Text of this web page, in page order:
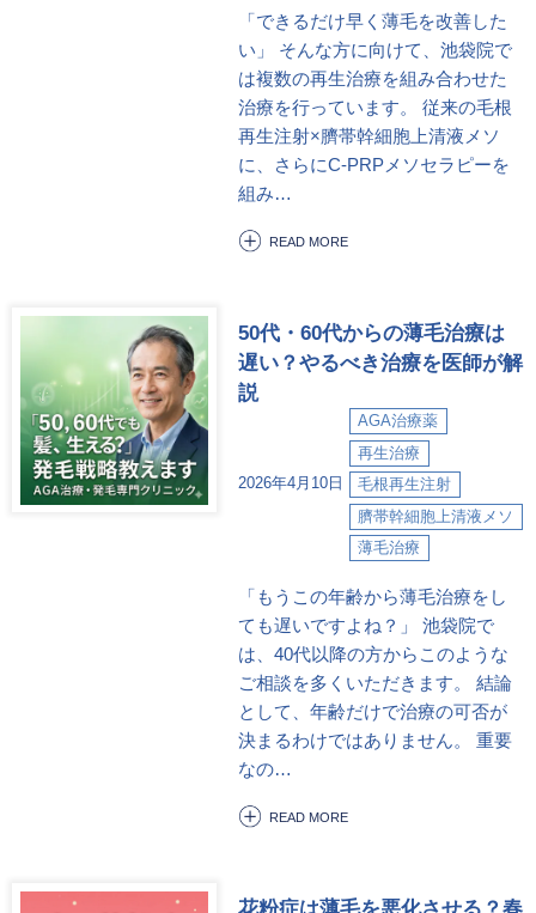
「できるだけ早く薄毛を改善した
い」 そんな方に向けて、池袋院で
は複数の再生治療を組み合わせた
治療を行っています。 従来の毛根
再生注射×臍帯幹細胞上清液メソ
に、さらにC-PRPメソセラピーを
組み…
READ MORE
2026年4月10日
AGA治療薬
再生治療
毛根再生注射
臍帯幹細胞上清液メソ
薄毛治療
50代・60代からの薄毛治療は
遅い？やるべき治療を医師が解
説
「もうこの年齢から薄毛治療をし
ても遅いですよね？」 池袋院で
は、40代以降の方からこのような
ご相談を多くいただきます。 結論
として、年齢だけで治療の可否が
決まるわけではありません。 重要
なの…
READ MORE